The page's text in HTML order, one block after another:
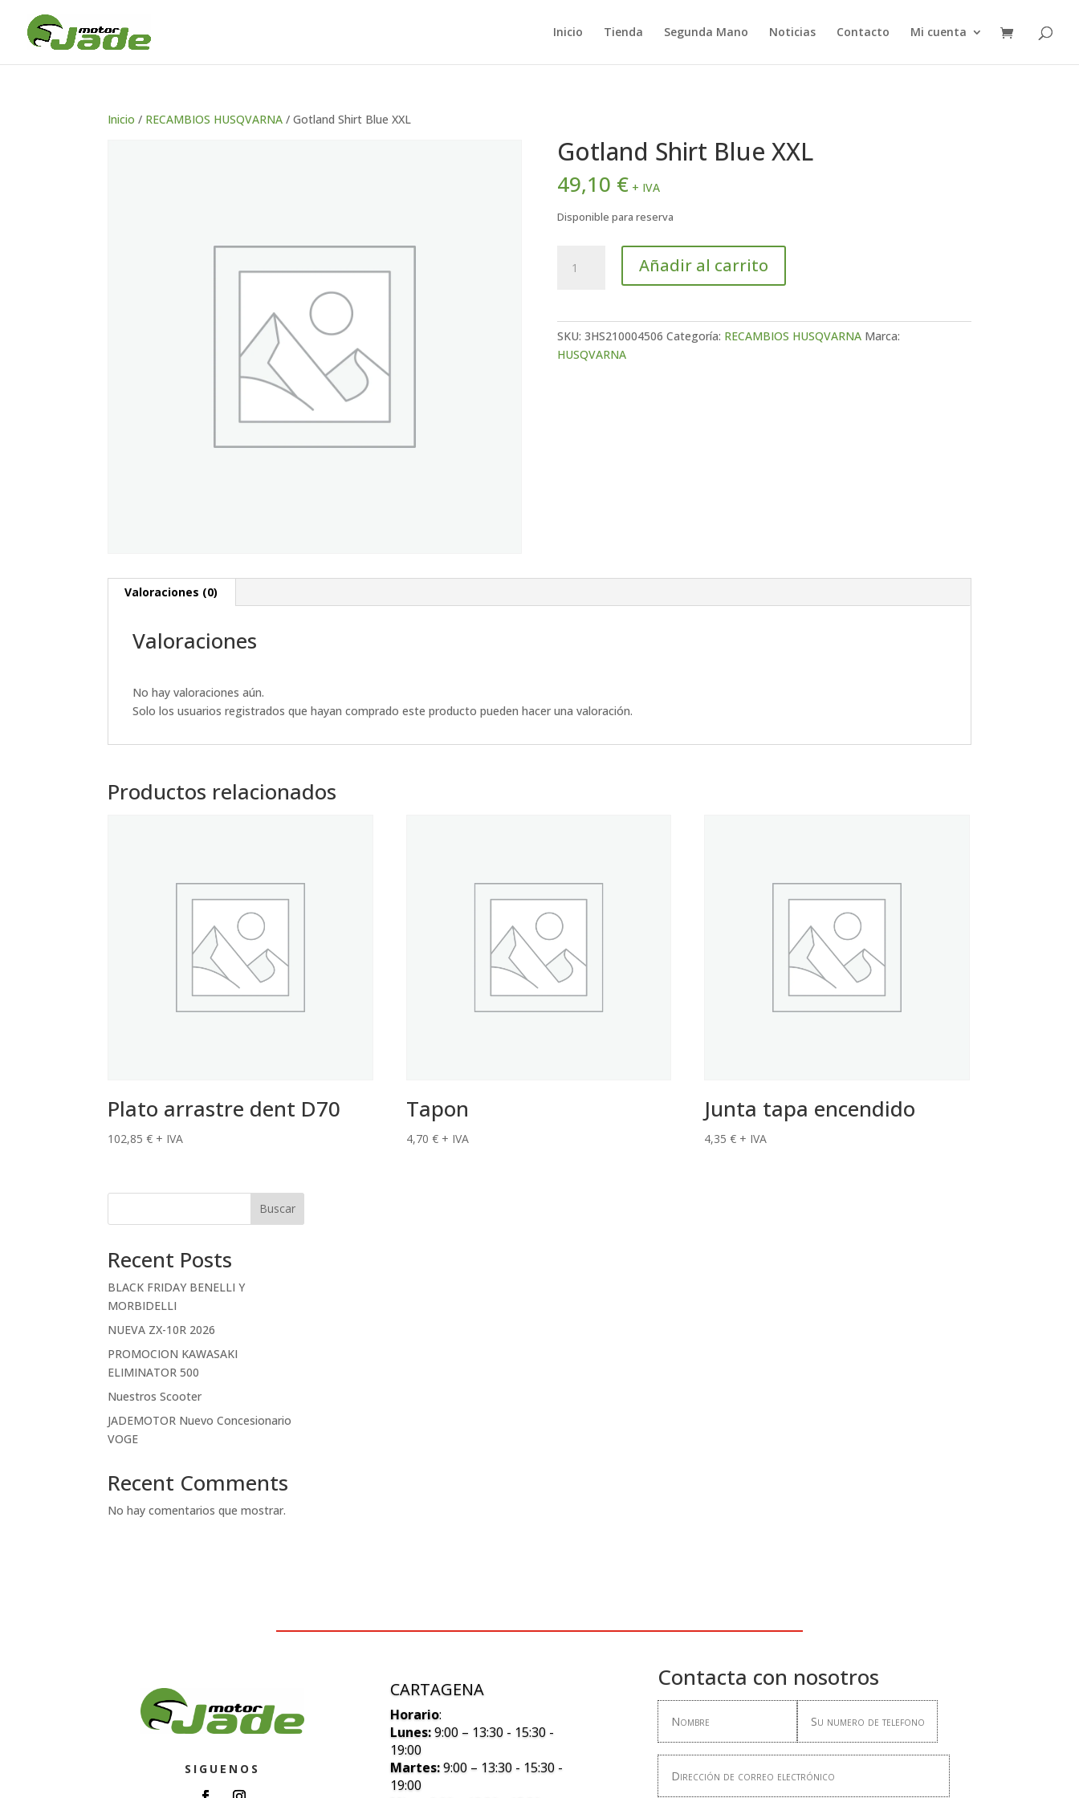
Inicio Tienda Segunda Mano Noticias Contacto Mi cuenta
Inicio / RECAMBIOS HUSQVARNA / Gotland Shirt Blue XXL
Gotland Shirt Blue XXL
49,10 € + IVA
Disponible para reserva
Shirt
Añadir al carrito
SKU: 3HS210004506 Categoría: RECAMBIOS HUSQVARNA Marca:
HUSQVARNA
Valoraciones (0)
Valoraciones
No hay valoraciones aún.
Solo los usuarios registrados que hayan comprado este producto pueden hacer una valoración.
Productos relacionados
Plato arrastre dent D70
102,85€ + IVA
Tapon
4,70 € + IVA
Junta tapa encendido
4,35€ + IVA
Buscar
Recent Posts
BLACK FRIDAY BENELLI Y
MORBIDELLI
NUEVA ZX-10R 2026
PROMOCION KAWASAKI
ELIMINATOR 500
Nuestros Scooter
JADEMOTOR Nuevo Concesionario
VOGE
Recent Comments
No hay comentarios que mostrar.
SIGUENOS
CARTAGENA
Horario:
Lunes:9:00 – 13:30 - 15:30 -
19:00
Martes:9:00 – 13:30 - 15:30 -
19:00
Contacta con nosotros